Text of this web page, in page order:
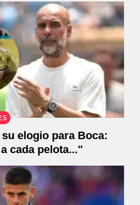
elogio para Boca:
cada pelota..."